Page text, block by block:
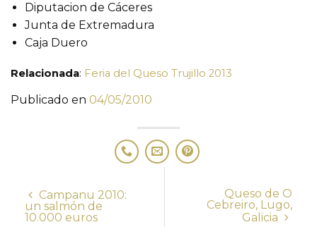
Diputacion de Cáceres
Junta de Extremadura
Caja Duero
Relacionada: Feria del Queso Trujillo 2013
Publicado en 04/05/2010
Campanu 2010:
un salmón de
10.000 euros
Queso de O
Cebreiro, Lugo,
Galicia